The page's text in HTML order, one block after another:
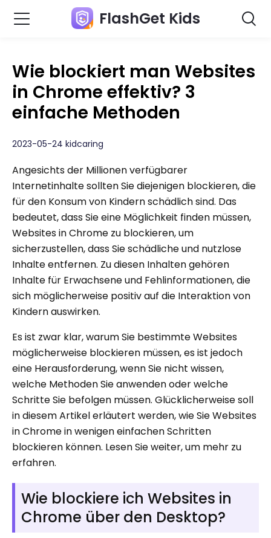
FlashGet Kids
Wie blockiert man Websites
in Chrome effektiv? 3
einfache Methoden
2023-05-24 kidcaring
Angesichts der Millionen verfügbarer
Internetinhalte sollten Sie diejenigen blockieren, die
für den Konsum von Kindern schädlich sind. Das
bedeutet, dass Sie eine Möglichkeit finden müssen,
Websites in Chrome zu blockieren, um
sicherzustellen, dass Sie schädliche und nutzlose
Inhalte entfernen. Zu diesen Inhalten gehören
Inhalte für Erwachsene und Fehlinformationen, die
sich möglicherweise positiv auf die Interaktion von
Kindern auswirken.
Es ist zwar klar, warum Sie bestimmte Websites
möglicherweise blockieren müssen, es ist jedoch
eine Herausforderung, wenn Sie nicht wissen,
welche Methoden Sie anwenden oder welche
Schritte Sie befolgen müssen. Glücklicherweise soll
in diesem Artikel erläutert werden, wie Sie Websites
in Chrome in wenigen einfachen Schritten
blockieren können. Lesen Sie weiter, um mehr zu
erfahren.
Wie blockiere ich Websites in
Chrome über den Desktop?